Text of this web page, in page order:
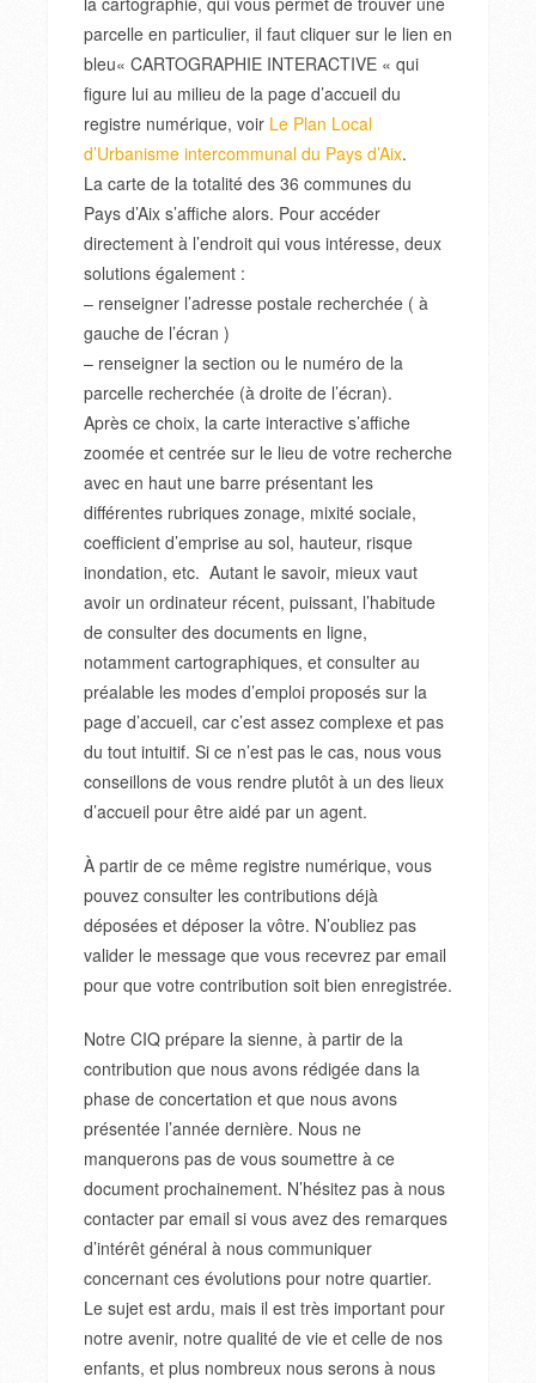
parcelle en particulier, il faut cliquer sur le lien en
bleu« CARTOGRAPHIE INTERACTIVE « qui
figure lui au milieu de la page d’accueil du
registre numérique, voir Le Plan Local
d’Urbanisme intercommunal du Pays d’Aix.
La carte de la totalité des 36 communes du
Pays d’Aix s’affiche alors. Pour accéder
directement à l’endroit qui vous intéresse, deux
solutions également :
– renseigner l’adresse postale recherchée ( à
gauche de l’écran )
– renseigner la section ou le numéro de la
parcelle recherchée (à droite de l’écran).
Après ce choix, la carte interactive s’affiche
zoomée et centrée sur le lieu de votre recherche
avec en haut une barre présentant les
différentes rubriques zonage, mixité sociale,
coefficient d’emprise au sol, hauteur, risque
inondation, etc. Autant le savoir, mieux vaut
avoir un ordinateur récent, puissant, l’habitude
de consulter des documents en ligne,
notamment cartographiques, et consulter au
préalable les modes d’emploi proposés sur la
page d’accueil, car c’est assez complexe et pas
du tout intuitif. Si ce n’est pas le cas, nous vous
conseillons de vous rendre plutôt à un des lieux
d’accueil pour être aidé par un agent.
À partir de ce même registre numérique, vous
pouvez consulter les contributions déjà
déposées et déposer la vôtre. N’oubliez pas
valider le message que vous recevrez par email
pour que votre contribution soit bien enregistrée.
Notre CIQ prépare la sienne, à partir de la
contribution que nous avons rédigée dans la
phase de concertation et que nous avons
présentée l’année dernière. Nous ne
manquerons pas de vous soumettre à ce
document prochainement. N’hésitez pas à nous
contacter par email si vous avez des remarques
d’intérêt général à nous communiquer
concernant ces évolutions pour notre quartier.
Le sujet est ardu, mais il est très important pour
notre avenir, notre qualité de vie et celle de nos
enfants, et plus nombreux nous serons à nous